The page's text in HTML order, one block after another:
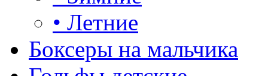
• Летние
Боксеры на мальчика